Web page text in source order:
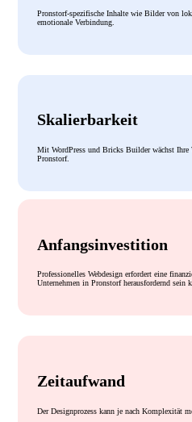
Pronstorf-spezifische Inhalte wie Bilder von
emotionale Verbindung.
Skalierbarkeit
Mit WordPress und Bricks Builder wächst Ihre
Pronstorf.
Anfangsinvestition
Professionelles Webdesign erfordert eine
Unternehmen in Pronstorf herausfordernd sein
Zeitaufwand
Der Designprozess kann je nach Komplexität